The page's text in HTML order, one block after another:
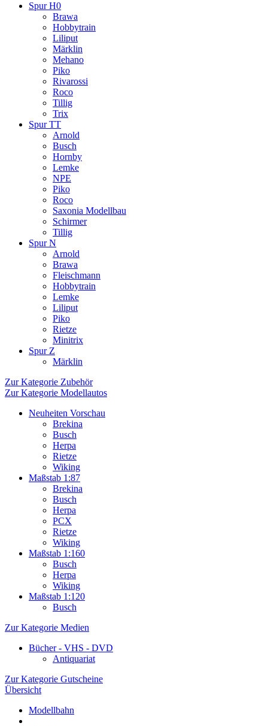
Spur H0
Brawa
Hobbytrain
Liliput
Märklin
Mehano
Piko
Rivarossi
Roco
Tillig
Trix
Spur TT
Arnold
Busch
Hornby
Lemke
NPE
Piko
Roco
Saxonia Modellbau
Schirmer
Tillig
Spur N
Arnold
Brawa
Fleischmann
Hobbytrain
Lemke
Liliput
Piko
Rietze
Minitrix
Spur Z
Märklin
Zur Kategorie Zubehör
Zur Kategorie Modellautos
Neuheiten Vorschau
Brekina
Busch
Herpa
Rietze
Wiking
Maßstab 1:87
Brekina
Busch
Herpa
PCX
Rietze
Wiking
Maßstab 1:160
Busch
Herpa
Wiking
Maßstab 1:120
Busch
Zur Kategorie Medien
Bücher - VHS - DVD
Antiquariat
Zur Kategorie Gutscheine
Übersicht
Modellbahn